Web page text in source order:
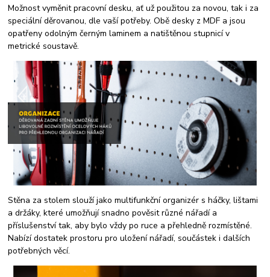
Možnost vyměnit pracovní desku, ať už použitou za novou, tak i za
speciální děrovanou, dle vaší potřeby. Obě desky z MDF a jsou
opatřeny odolným černým laminem a natištěnou stupnicí v
metrické soustavě.
Stěna za stolem slouží jako multifunkční organizér s háčky, lištami
a držáky, které umožňují snadno pověsit různé nářadí a
příslušenství tak, aby bylo vždy po ruce a přehledně rozmístěné.
Nabízí dostatek prostoru pro uložení nářadí, součástek i dalších
potřebných věcí.